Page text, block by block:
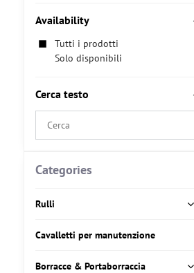
Availability
Tutti i prodotti
Solo disponibili
Cerca testo
Search
by
Categories
Rulli
Cavalletti per manutenzione
Borracce & Portaborraccia